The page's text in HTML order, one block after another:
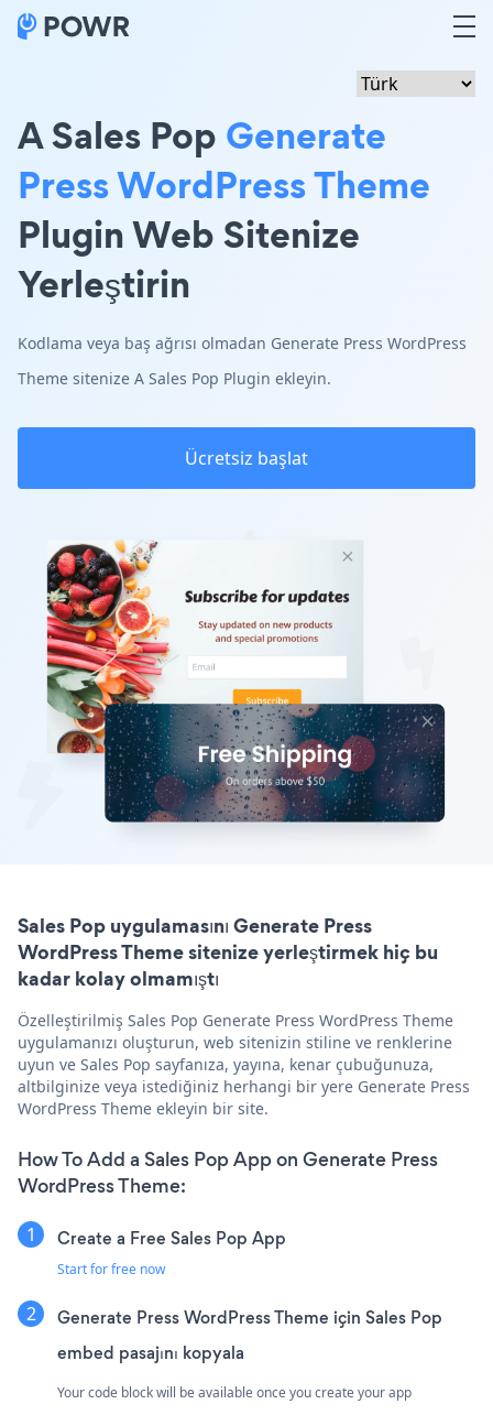
A Sales Pop Generate
Press WordPress Theme
Plugin Web Sitenize
Yerleştirin
Kodlama veya baş ağrısı olmadan Generate Press WordPress
Theme sitenize A Sales Pop Plugin ekleyin.
Ücretsiz başlat
Sales Pop uygulamasını Generate Press
WordPress Theme sitenize yerleştirmek hiç bu
kadar kolay olmamıştı
Özelleştirilmiş Sales Pop Generate Press WordPress Theme
uygulamanızı oluşturun, web sitenizin stiline ve renklerine
uyun ve Sales Pop sayfanıza, yayına, kenar çubuğunuza,
altbilginize veya istediğiniz herhangi bir yere Generate Press
WordPress Theme ekleyin bir site.
How To Add a Sales Pop App on Generate Press
WordPress Theme:
Create a Free Sales Pop App
Start for free now
Generate Press WordPress Theme için Sales Pop
embed pasajını kopyala
Your code block will be available once you create your app